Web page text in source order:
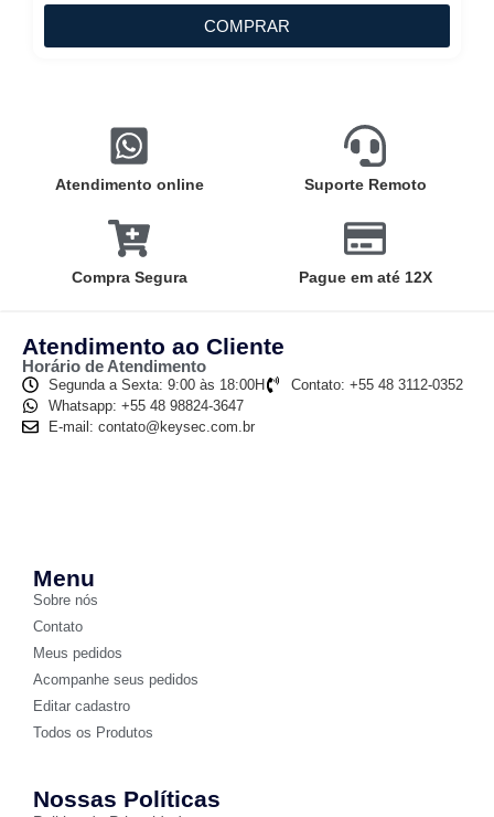
COMPRAR
Atendimento online Suporte Remoto
Compra Segura Pague em até 12X
Atendimento ao Cliente
Horário de Atendimento
Segunda a Sexta: 9:00 às 18:00H
Contato: +55 48 3112-0352
Whatsapp: +55 48 98824-3647
E-mail: contato@keysec.com.br
Menu
Sobre nós
Contato
Meus pedidos
Acompanhe seus pedidos
Editar cadastro
Todos os Produtos
Nossas Políticas